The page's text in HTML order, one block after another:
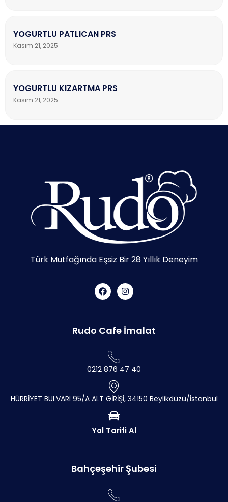
YOGURTLU PATLICAN PRS
Kasım 21, 2025
YOGURTLU KIZARTMA PRS
Kasım 21, 2025
Türk Mutfağında Eşsiz Bir 28 Yıllık Deneyim
Rudo Cafe İmalat
0212 876 47 40
HÜRRİYET BULVARI 95/A ALT GİRİŞİ, 34150 Beylikdüzü/İstanbul
Yol Tarifi Al
Bahçeşehir Şubesi